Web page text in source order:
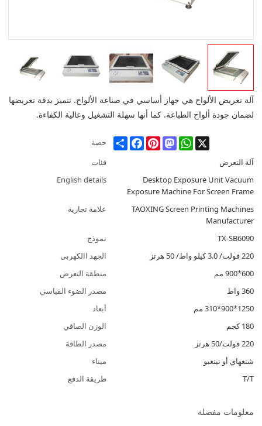
آلة تعريض الألواح هي جهاز أساسي في صناعة الألواح. تتميز بدقة تعريضها
لضمان جودة ألواح الطباعة. كما أنها سهلة التشغيل وعالية الكفاءة.
حصة Share
FacebookPinterest
Mastodon
WhatsApp
X
فئات
آلة التعرض
English details
Desktop Exposure Unit Vacuum
Exposure Machine For Screen Frame
علامة تجارية
TAOXING Screen Printing Machines
Manufacturer
نموذج
TX-SB6090
الجهد االكهربى
220 فولت/ 3.0 كيلو واط/ 50 هرتز
منطقة التعرض
600*900 مم
مصدر الضوء القياسي
360 واط
أبعاد
1250*900*310 مم
الوزن الصافي
180 كجم
مصدر الطاقة
220 فولت/50 هرتز
ميناء
شنغهاي أو نينغبو
طريقة الدفع
T/T
معلومات مفصلة